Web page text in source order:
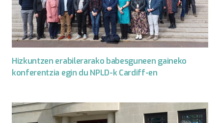
Hizkuntzen erabilerarako babesguneen gaineko
konferentzia egin du NPLD-k Cardiff-en